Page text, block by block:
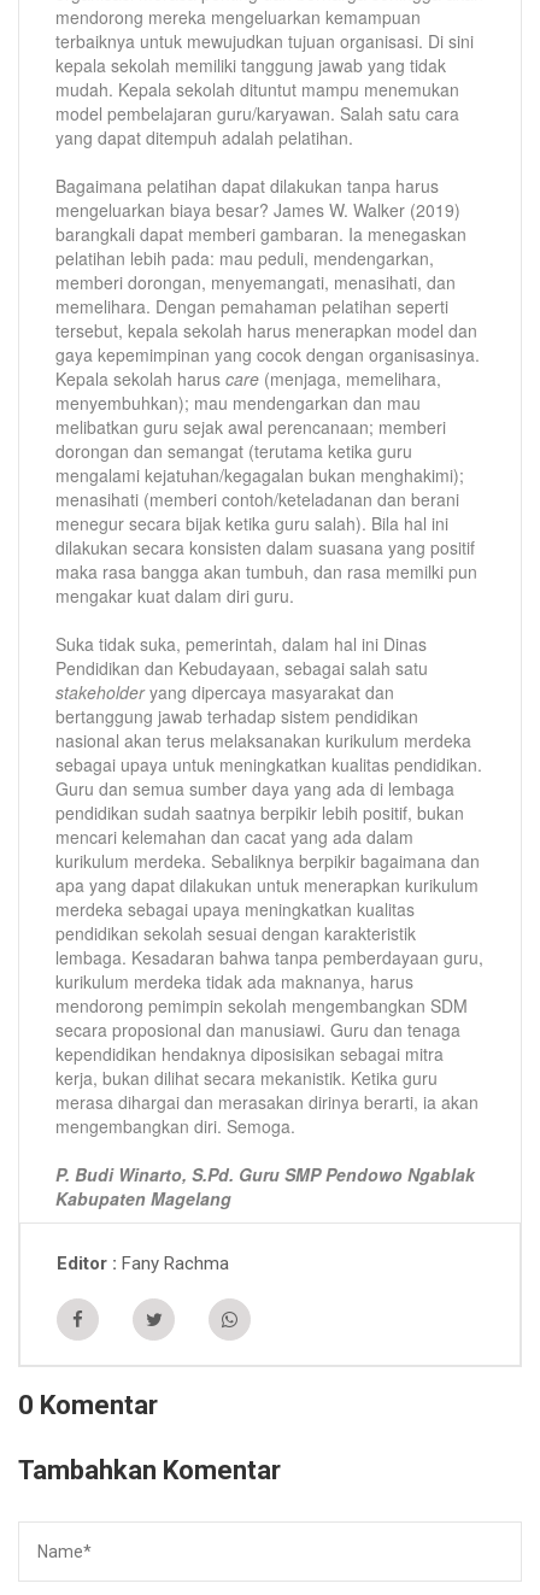
mendorong mereka mengeluarkan kemampuan
terbaiknya untuk mewujudkan tujuan organisasi. Di sini
kepala sekolah memiliki tanggung jawab yang tidak
mudah. Kepala sekolah dituntut mampu menemukan
model pembelajaran guru/karyawan. Salah satu cara
yang dapat ditempuh adalah pelatihan.
Bagaimana pelatihan dapat dilakukan tanpa harus
mengeluarkan biaya besar? James W. Walker (2019)
barangkali dapat memberi gambaran. Ia menegaskan
pelatihan lebih pada: mau peduli, mendengarkan,
memberi dorongan, menyemangati, menasihati, dan
memelihara. Dengan pemahaman pelatihan seperti
tersebut, kepala sekolah harus menerapkan model dan
gaya kepemimpinan yang cocok dengan organisasinya.
Kepala sekolah harus care (menjaga, memelihara,
menyembuhkan); mau mendengarkan dan mau
melibatkan guru sejak awal perencanaan; memberi
dorongan dan semangat (terutama ketika guru
mengalami kejatuhan/kegagalan bukan menghakimi);
menasihati (memberi contoh/keteladanan dan berani
menegur secara bijak ketika guru salah). Bila hal ini
dilakukan secara konsisten dalam suasana yang positif
maka rasa bangga akan tumbuh, dan rasa memilki pun
mengakar kuat dalam diri guru.
Suka tidak suka, pemerintah, dalam hal ini Dinas
Pendidikan dan Kebudayaan, sebagai salah satu
stakeholderyang dipercaya masyarakat dan
bertanggung jawab terhadap sistem pendidikan
nasional akan terus melaksanakan kurikulum merdeka
sebagai upaya untuk meningkatkan kualitas pendidikan.
Guru dan semua sumber daya yang ada di lembaga
pendidikan sudah saatnya berpikir lebih positif, bukan
mencari kelemahan dan cacat yang ada dalam
kurikulum merdeka. Sebaliknya berpikir bagaimana dan
apa yang dapat dilakukan untuk menerapkan kurikulum
merdeka sebagai upaya meningkatkan kualitas
pendidikan sekolah sesuai dengan karakteristik
lembaga. Kesadaran bahwa tanpa pemberdayaan guru,
kurikulum merdeka tidak ada maknanya, harus
mendorong pemimpin sekolah mengembangkan SDM
secara proposional dan manusiawi. Guru dan tenaga
kependidikan hendaknya diposisikan sebagai mitra
kerja, bukan dilihat secara mekanistik. Ketika guru
merasa dihargai dan merasakan dirinya berarti, ia akan
mengembangkan diri. Semoga.
P. Budi Winarto, S.Pd. Guru SMP Pendowo Ngablak
Kabupaten Magelang
Editor Fany Rachma
0 Komentar
Tambahkan Komentar